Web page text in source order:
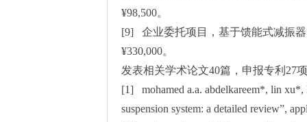
¥98,500。
[9] 企业委托项目，基于馈能式减振
¥330,000。
发表相关学术论文40篇，申报专利27
[1] mohamed a.a. abdelkareem*, lin xu*,
suspension system: a detailed review”,